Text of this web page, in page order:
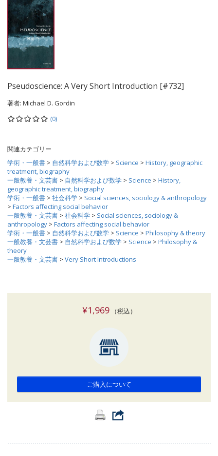
Pseudoscience: A Very Short Introduction [#732]
著者: Michael D. Gordin
(0)
関連カテゴリー
学術・一般書 > 自然科学および数学 > Science > History, geographic
treatment, biography
一般教養・文芸書 > 自然科学および数学 > Science > History,
geographic treatment, biography
学術・一般書 > 社会科学 > Social sciences, sociology & anthropology
> Factors affecting social behavior
一般教養・文芸書 > 社会科学 > Social sciences, sociology &
anthropology > Factors affecting social behavior
学術・一般書 > 自然科学および数学 > Science > Philosophy & theory
一般教養・文芸書 > 自然科学および数学 > Science > Philosophy &
theory
一般教養・文芸書 > Very Short Introductions
¥1,969（税込）
ご購入について